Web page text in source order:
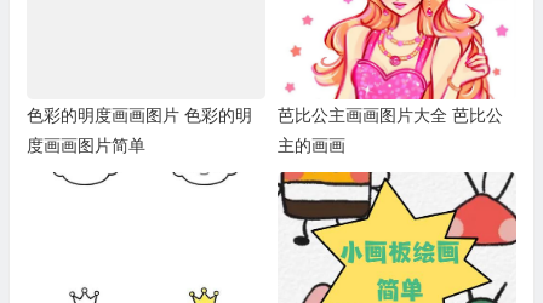
色彩的明度画画图片 色彩的明
度画画图片简单
芭比公主画画图片大全 芭比公
主的画画